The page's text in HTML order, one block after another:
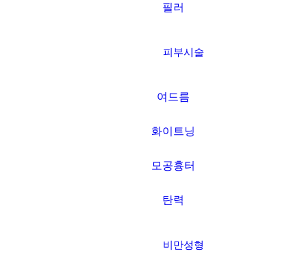
필러
피부시술
여드름
화이트닝
모공흉터
탄력
비만성형